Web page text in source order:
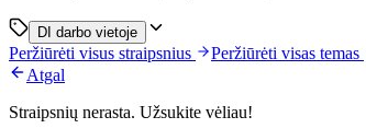
DI darbo vietoje
Peržiūrėti visus straipsnius
Peržiūrėti visas temas
Atgal
Straipsnių nerasta. Užsukite vėliau!